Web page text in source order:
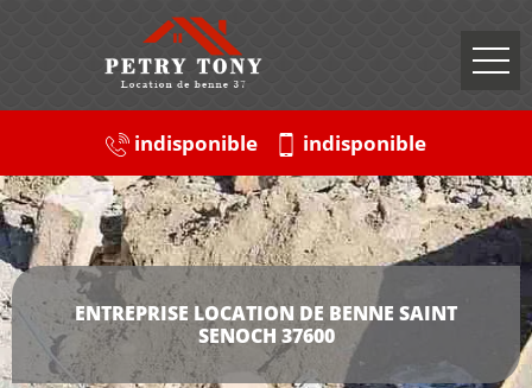
indisponible indisponible
ENTREPRISE LOCATION DE BENNE SAINT
SENOCH 37600